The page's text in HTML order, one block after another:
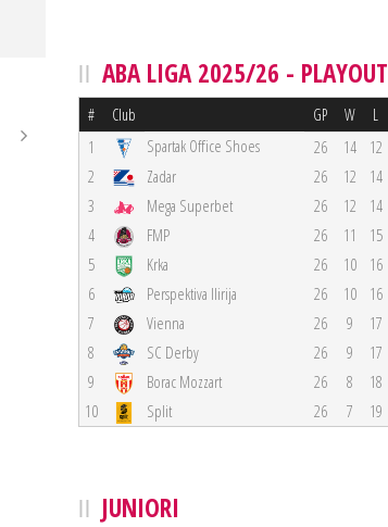
ABA LIGA 2025/26 - PLAYOUT
# Club GP W L
1 Spartak Office Shoes 26 14 12
2
Zadar 26 12 14
3
Mega Superbet 26 12 14
4
FMP 26 11 15
5
Krka 26 10 16
6
Perspektiva Ilirija 26 10 16
7
Vienna 26 9 17
8
SC Derby 26 9 17
9
Borac Mozzart 26 8 18
10
Split 26 7 19
JUNIORI